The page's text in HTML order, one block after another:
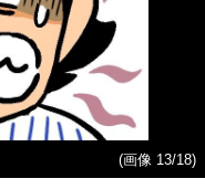
(画像 13/18)